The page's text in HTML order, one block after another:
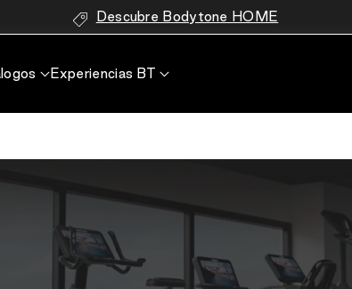
Descubre Bodytone HOME
Experiencias BT